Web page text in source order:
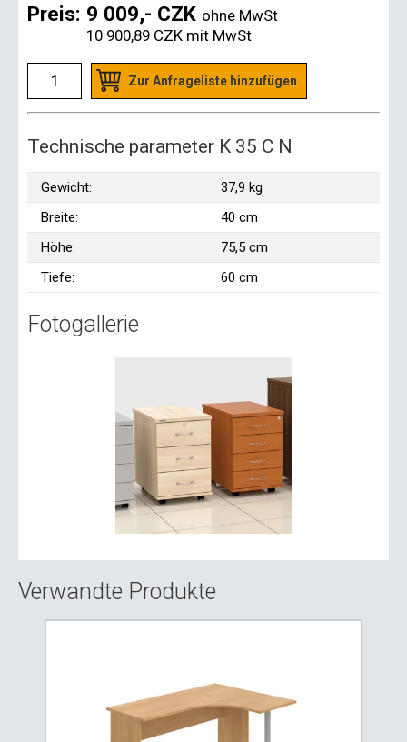
Preis: 9 009,- CZK ohne MwSt
10 900,89 CZK mit MwSt
Zur Anfrageliste hinzufügen
Technische parameter K 35 C N
Gewicht:
37,9 kg
Breite:
40 cm
Höhe:
75,5 cm
Tiefe:
60 cm
Fotogallerie
Verwandte Produkte